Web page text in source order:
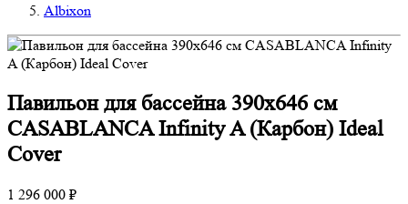
Albixon
Павильон для бассейна 390x646 см
CASABLANCA Infinity A (Карбон) Ideal
Cover
1 296 000 ₽